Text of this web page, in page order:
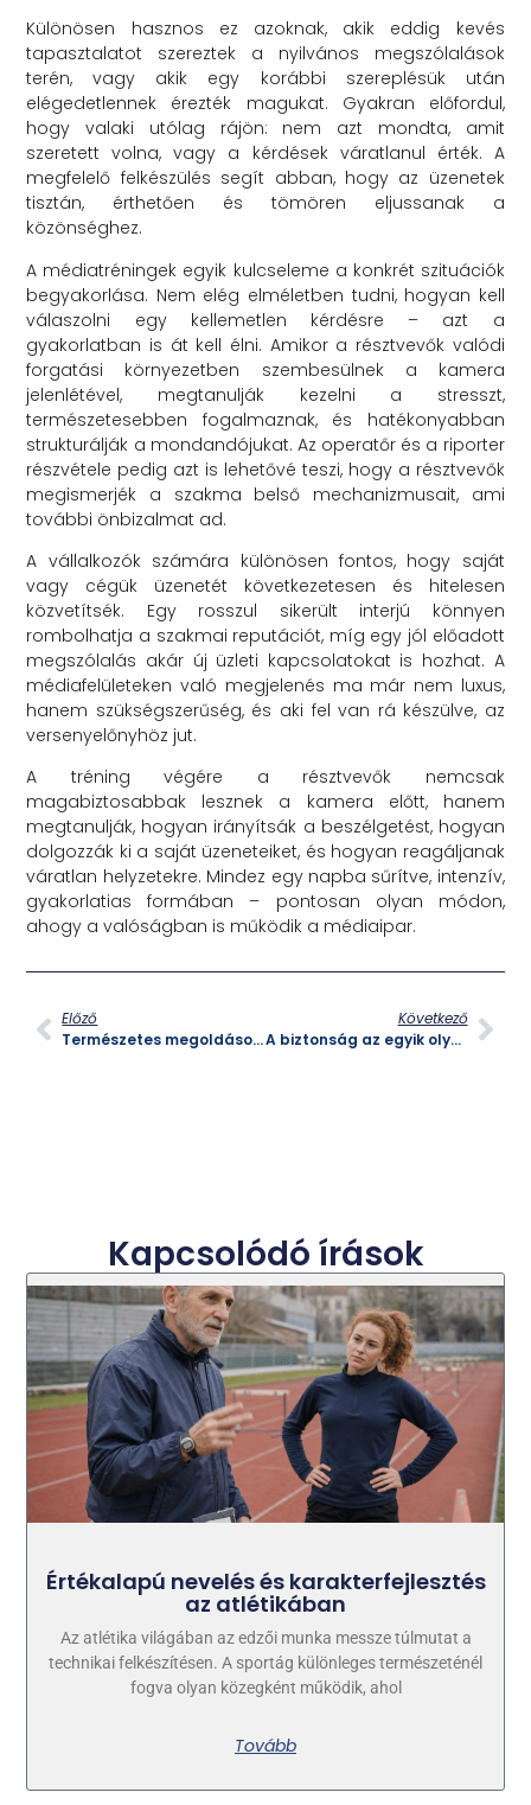
Különösen hasznos ez azoknak, akik eddig kevés
tapasztalatot szereztek a nyilvános megszólalások
terén, vagy akik egy korábbi szereplésük után
elégedetlennek érezték magukat. Gyakran előfordul,
hogy valaki utólag rájön: nem azt mondta, amit
szeretett volna, vagy a kérdések váratlanul érték. A
megfelelő felkészülés segít abban, hogy az üzenetek
tisztán, érthetően és tömören eljussanak a
közönséghez.
A médiatréningek egyik kulcseleme a konkrét szituációk
begyakorlása. Nem elég elméletben tudni, hogyan kell
válaszolni egy kellemetlen kérdésre – azt a
gyakorlatban is át kell élni. Amikor a résztvevők valódi
forgatási környezetben szembesülnek a kamera
jelenlétével, megtanulják kezelni a stresszt,
természetesebben fogalmaznak, és hatékonyabban
strukturálják a mondandójukat. Az operatőr és a riporter
részvétele pedig azt is lehetővé teszi, hogy a résztvevők
megismerjék a szakma belső mechanizmusait, ami
további önbizalmat ad.
A vállalkozók számára különösen fontos, hogy saját
vagy cégük üzenetét következetesen és hitelesen
közvetítsék. Egy rosszul sikerült interjú könnyen
rombolhatja a szakmai reputációt, míg egy jól előadott
megszólalás akár új üzleti kapcsolatokat is hozhat. A
médiafelületeken való megjelenés ma már nem luxus,
hanem szükségszerűség, és aki fel van rá készülve, az
versenyelőnyhöz jut.
A tréning végére a résztvevők nemcsak
magabiztosabbak lesznek a kamera előtt, hanem
megtanulják, hogyan irányítsák a beszélgetést, hogyan
dolgozzák ki a saját üzeneteiket, és hogyan reagáljanak
váratlan helyzetekre. Mindez egy napba sűrítve, intenzív,
gyakorlatias formában – pontosan olyan módon,
ahogy a valóságban is működik a médiaipar.
Előző
Természetes megoldások és hormonális változások kezelése az életfordulón
Következő
A biztonság az egyik olyan dolog, amit akkor értékelünk igazán, amikor megbillen
Kapcsolódó írások
Értékalapú nevelés és karakterfejlesztés
az atlétikában
Az atlétika világában az edzői munka messze túlmutat a
technikai felkészítésen. A sportág különleges természeténél
fogva olyan közegként működik, ahol
Tovább